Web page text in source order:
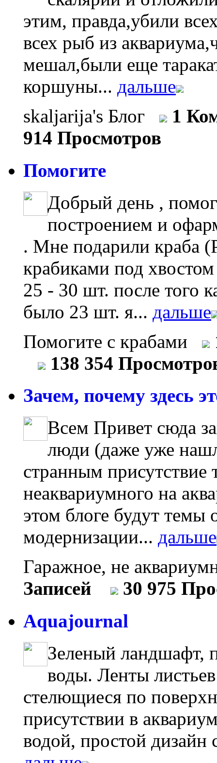
этим, правда,убили
всех рыб из
мешал,были еще
коршуны... дальше
skaljarija's Блог
1
914 Просмотров
Помогите
Добрый день ,
построением и
. Мне подарили краба
крабиками под
25 - 30 шт. после того
было 23 шт. я... дальше
Помогите с крабами
138 354
Зачем, почему здесь
Всем Привет сюда
люди (даже уже
странным присутствие
неаквариумного на
этом блоге будут темы
модернизации... дальше
Гаражное, не
Записей
30 975
Aquajournal
Зеленый ландшафт,
воды. Ленты
стелющиеся по
присутствии в
водой, простой дизайн